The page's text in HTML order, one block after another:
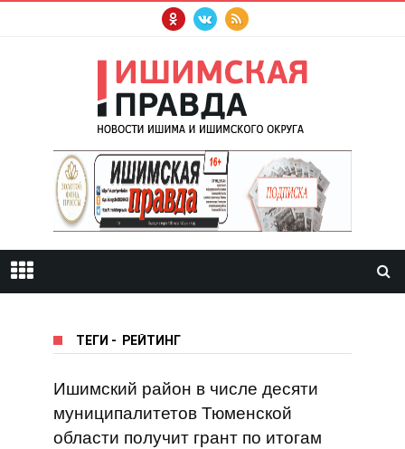
ТЕГИ - РЕЙТИНГ
Ишимский район в числе десяти
муниципалитетов Тюменской
области получит грант по итогам